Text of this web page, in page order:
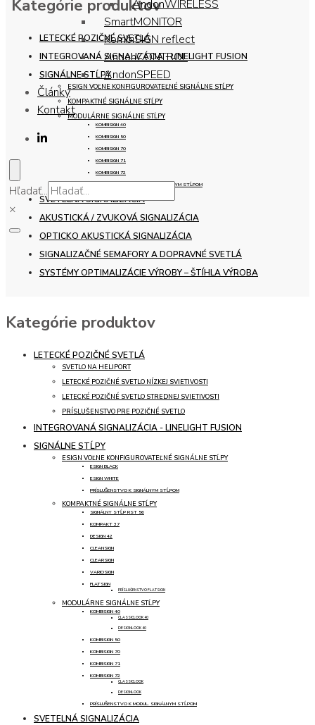
AndonWIRELESS
SmartMONITOR
KombiSIGN reflect
AndonCONTROL
AndonSPEED
Články
Kontakt
Hľadať...
×
Kategórie produktov
LETECKÉ POZIČNÉ SVETLÁ
INTEGROVANÁ SIGNALIZÁCIA - LINELIGHT FUSION
SIGNÁLNE STĹPY
ESIGN VOĽNE KONFIGUROVATEĽNÉ SIGNÁLNE STĹPY
KOMPAKTNÉ SIGNÁLNE STĹPY
MODULÁRNE SIGNÁLNE STĹPY
KOMBISIGN 40
KOMBISIGN 50
KOMBISIGN 70
KOMBISIGN 71
KOMBISIGN 72
PRÍSLUŠENSTVO K MODUL. SIGNÁLNYM STĹPOM
SVETELNÁ SIGNALIZÁCIA
AKUSTICKÁ / ZVUKOVÁ SIGNALIZÁCIA
OPTICKO AKUSTICKÁ SIGNALIZÁCIA
SIGNALIZAČNÉ SEMAFORY A DOPRAVNÉ SVETLÁ
SYSTÉMY OPTIMALIZÁCIE VÝROBY – ŠTÍHLA VÝROBA
Kategórie produktov
LETECKÉ POZIČNÉ SVETLÁ
SVETLO NA HELIPORT
LETECKÉ POZIČNÉ SVETLO NÍZKEJ SVIETIVOSTI
LETECKÉ POZIČNÉ SVETLO STREDNEJ SVIETIVOSTI
PRÍSLUŠENSTVO PRE POZIČNÉ SVETLO
INTEGROVANÁ SIGNALIZÁCIA - LINELIGHT FUSION
SIGNÁLNE STĹPY
ESIGN VOĽNE KONFIGUROVATEĽNÉ SIGNÁLNE STĹPY
ESIGN BLACK
ESIGN WHITE
PRÍSLUŠENSTVO K SIGNÁLNYM STĹPOM
KOMPAKTNÉ SIGNÁLNE STĹPY
SIGNÁLNY STĹP RST 56
KOMPAKT 37
DESIGN 42
CLEANSIGN
CLEARSIGN
VARIOSIGN
FLATSIGN
PRÍSLUŠENSTVO FLATSIGN
MODULÁRNE SIGNÁLNE STĹPY
KOMBISIGN 40
CLASSICLOOK 40
DESIGNLOOK 40
KOMBISIGN 50
KOMBISIGN 70
KOMBISIGN 71
KOMBISIGN 72
CLASSICLOOK
DESIGNLOOK
PRÍSLUŠENSTVO K MODUL. SIGNÁLNYM STĹPOM
SVETELNÁ SIGNALIZÁCIA